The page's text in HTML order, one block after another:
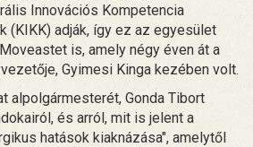
Innovációs Kompetencia
(KIKK) adják, így ez az egyesület
is, amely négy éven át a
Gyimesi Kinga kezében volt.
alpolgármesterét, Gonda Tibort
és arról, mit is jelent a
hatások kiaknázása", amelytől